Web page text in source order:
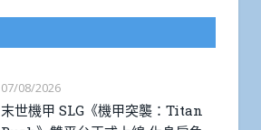
07/08/2026
末世機甲 SLG《機甲突襲：Titan